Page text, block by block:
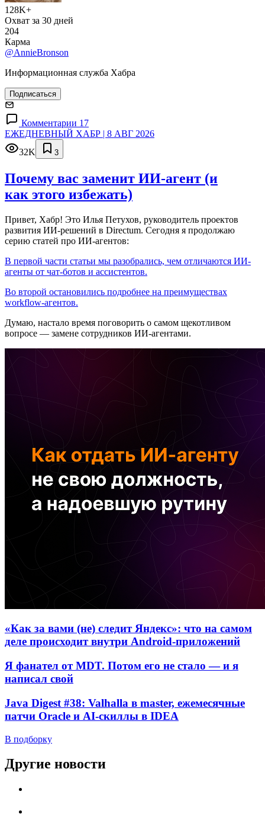
128K+
Охват за 30 дней
204
Карма
@AnnieBronson
Информационная служба Хабра
Подписаться
Комментарии 17
ЕЖЕДНЕВНЫЙ ХАБР | 8 АВГ 2026
32K
3
Почему вас заменит ИИ‑агент (и
как этого избежать)
Привет, Хабр! Это Илья Петухов, руководитель проектов
развития ИИ-решений в Directum. Сегодня я продолжаю
серию статей про ИИ-агентов:
В первой части статьи мы разобрались, чем отличаются ИИ-
агенты от чат-ботов и ассистентов.
Во второй остановились подробнее на преимуществах
workflow-агентов.
Думаю, настало время поговорить о самом щекотливом
вопросе — замене сотрудников ИИ-агентами.
«Как за вами (не) следит Яндекс»: что на самом
деле происходит внутри Android-приложений
Я фанател от MDT. Потом его не стало — и я
написал свой
Java Digest #38: Valhalla в master, ежемесячные
патчи Oracle и AI-скиллы в IDEA
В подборку
Другие новости